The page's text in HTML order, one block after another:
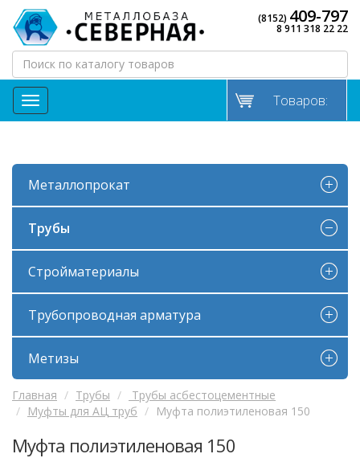
(8152) 409-797
8 911 318 22 22
МЕНЮ Товаров:
Металлопрокат
Трубы
Стройматериалы
Трубопроводная арматура
Метизы
Главная Трубы
Трубы асбестоцементные
Муфты для АЦ труб
Муфта полиэтиленовая 150
Муфта полиэтиленовая 150